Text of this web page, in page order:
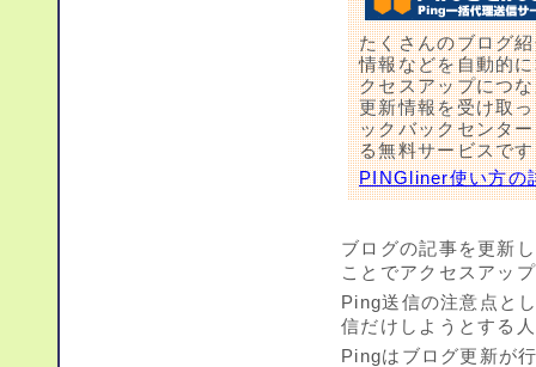
たくさんのブログ
情報などを自動的
クセスアップにつ
更新情報を受け取
ックバックセンタ
る無料サービスで
PINGliner使い方の
ブログの記事を更新
ことでアクセスアッ
Ping送信の注意点と
信だけしようとする
Pingはブログ更新が